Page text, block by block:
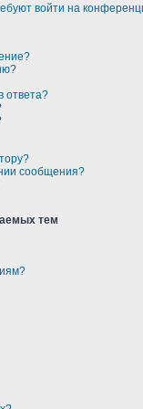
войти на
ответа?
сообщения?
тем